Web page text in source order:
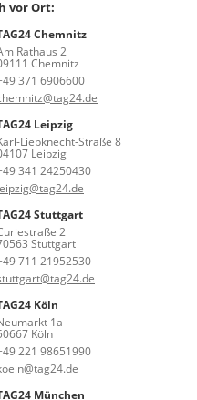
vor Ort:
Chemnitz
Rathaus 2
Chemnitz
371 6906600
Leipzig
Liebknecht-Straße 8
Leipzig
341 24250430
Stuttgart
2
Stuttgart
711 21952530
Köln
1a
Köln
221 98651990
München